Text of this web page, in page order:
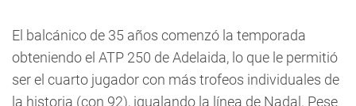
El balcánico de 35 años comenzó la temporada
obteniendo el ATP 250 de Adelaida, lo que le permitió
ser el cuarto jugador con más trofeos individuales de
la historia (con 92), igualando la línea de Nadal. Pese